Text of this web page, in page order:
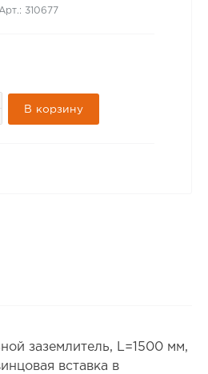
310677
В корзину
заземлитель, L=1500 мм,
вставка в